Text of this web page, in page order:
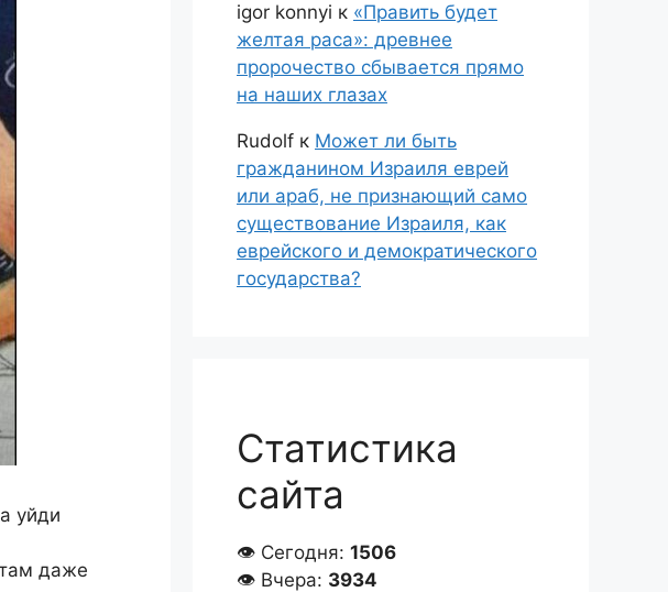
уйди
дaжe
igor konnyi к «Править будет
желтая раса»: древнее
пророчество сбывается прямо
на наших глазах
Rudolf к Может ли быть
гражданином Израиля еврей
или араб, не признающий само
существование Израиля, как
еврейского и демократического
государства?
Статистика
сайта
👁 Сегодня: 1506
👁 Вчера: 3934